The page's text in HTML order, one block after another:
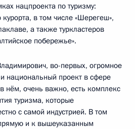
нацпроекта по туризму:
в том числе «Шерегеш»,
а также туркластеров
побережье».
во-первых, огромное
национальный проект в сфере
нём, очень важно, есть комплекс
туризма, которые
с самой индустрией. В том
и к вышеуказанным